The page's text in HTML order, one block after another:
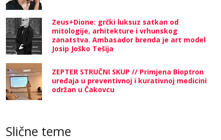
Zeus+Dione: grčki luksuz satkan od
mitologije, arhitekture i vrhunskog
zanatstva. Ambasador brenda je art model
Josip Joško Tešija
ZEPTER STRUČNI SKUP // Primjena Bioptron
uređaja u preventivnoj i kurativnoj medicini
održan u Čakovcu
Slične teme